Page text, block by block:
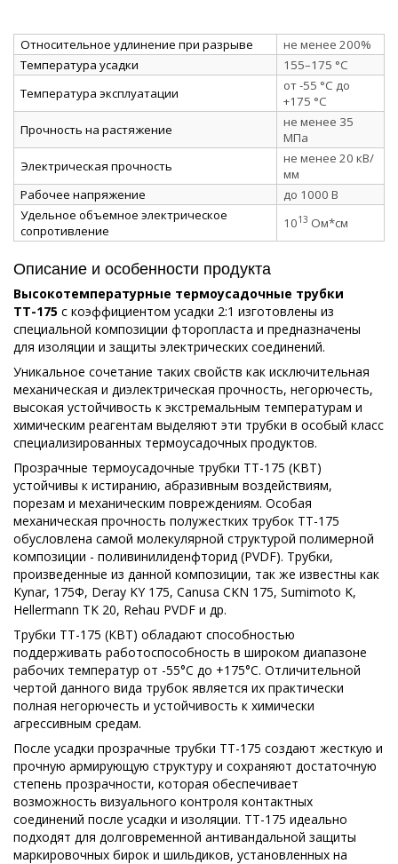
Относительное удлинение при разрыве
не менее 200%
Температура усадки
155–175 °C
Температура эксплуатации
от -55 °C до
+175 °C
Прочность на растяжение
не менее 35
МПа
Электрическая прочность
не менее 20 кВ/
мм
Рабочее напряжение
до 1000 В
Удельное объемное электрическое
сопротивление
1013 Ом*см
Описание и особенности продукта
Высокотемпературные термоусадочные трубки
ТТ-175 c коэффициентом усадки 2:1 изготовлены из
специальной композиции фторопласта и предназначены
для изоляции и защиты электрических соединений.
Уникальное сочетание таких свойств как исключительная
механическая и диэлектрическая прочность, негорючесть,
высокая устойчивость к экстремальным температурам и
химическим реагентам выделяют эти трубки в особый класс
специализированных термоусадочных продуктов.
Прозрачные термоусадочные трубки ТТ-175 (КВТ)
устойчивы к истиранию, абразивным воздействиям,
порезам и механическим повреждениям. Особая
механическая прочность полужестких трубок ТТ-175
обусловлена самой молекулярной структурой полимерной
композиции - поливинилиденфторид (PVDF). Трубки,
произведенные из данной композиции, так же известны как
Kynar, 175Ф, Deray KY 175, Canusa CKN 175, Sumimoto K,
Hellermann TK 20, Rehau PVDF и др.
Трубки ТТ-175 (КВТ) обладают способностью
поддерживать работоспособность в широком диапазоне
рабочих температур от -55°С до +175°С. Отличительной
чертой данного вида трубок является их практически
полная негорючесть и устойчивость к химически
агрессивным средам.
После усадки прозрачные трубки ТТ-175 создают жесткую и
прочную армирующую структуру и сохраняют достаточную
степень прозрачности, которая обеспечивает
возможность визуального контроля контактных
соединений после усадки и изоляции. ТТ-175 идеально
подходят для долговременной антивандальной защиты
маркировочных бирок и шильдиков, установленных на